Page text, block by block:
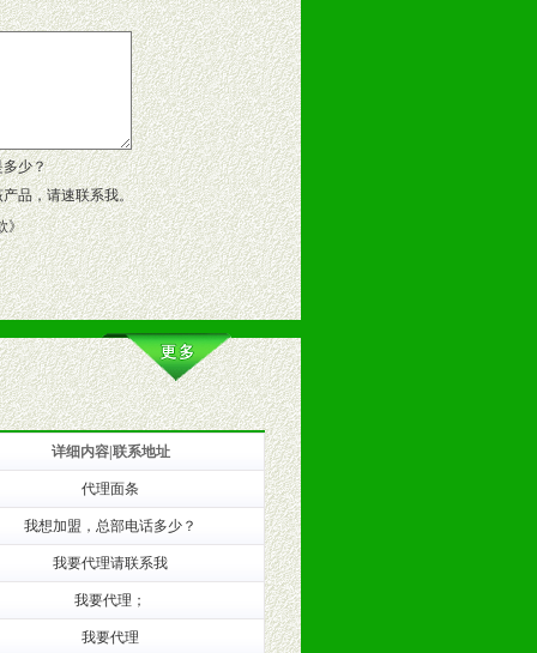
作手册、专柜咨询手册等各种市
。
多少？
品，请速联系我。
》
详细内容|联系地址
代理面条
我想加盟，总部电话多少？
我要代理请联系我
我要代理；
我要代理